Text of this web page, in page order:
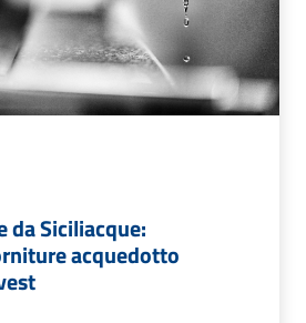
da Siciliacque:
acquedotto